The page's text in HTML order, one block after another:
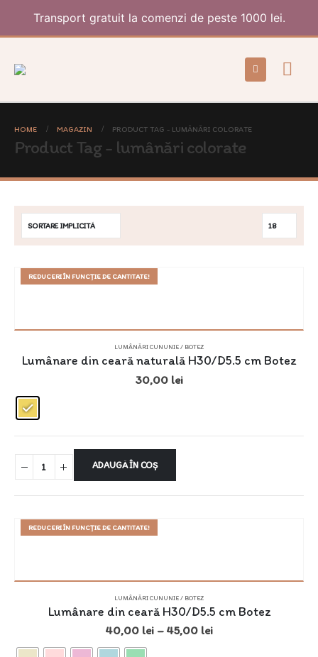
Transport gratuit la comenzi de peste 1000 lei.
HOME MAGAZIN PRODUCT TAG - LUMÂNĂRI COLORATE
Product Tag - lumânări colorate
REDUCERI ÎN FUNCȚIE DE CANTITATE!
LUMÂNĂRI CUNUNIE / BOTEZ
Lumânare din ceară naturală H30/D5.5 cm Botez
30,00 lei
ADAUGĂ ÎN COȘ
REDUCERI ÎN FUNCȚIE DE CANTITATE!
LUMÂNĂRI CUNUNIE / BOTEZ
Lumânare din ceară H30/D5.5 cm Botez
40,00 lei – 45,00 lei